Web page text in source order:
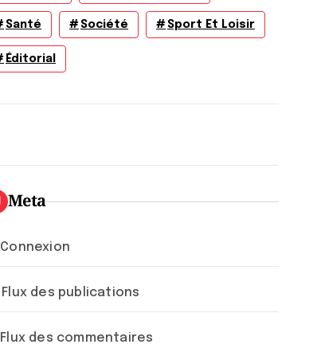
Santé Société Sport Et Loisir
Éditorial
Meta
Connexion
Flux des publications
Flux des commentaires